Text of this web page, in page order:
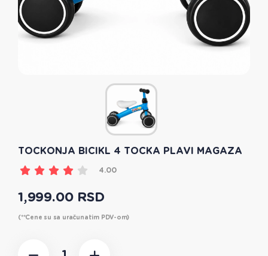
TOCKONJA BICIKL 4 TOCKA PLAVI MAGAZA
4.00
1,999.00 RSD
(**Cene su sa uračunatim PDV-om)